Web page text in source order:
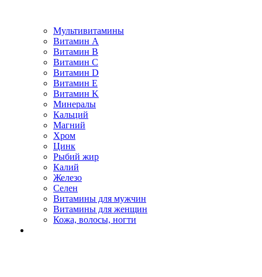
Мультивитамины
Витамин A
Витамин B
Витамин C
Витамин D
Витамин E
Витамин K
Минералы
Кальций
Магний
Хром
Цинк
Рыбий жир
Калий
Железо
Селен
Витамины для мужчин
Витамины для женщин
Кожа, волосы, ногти